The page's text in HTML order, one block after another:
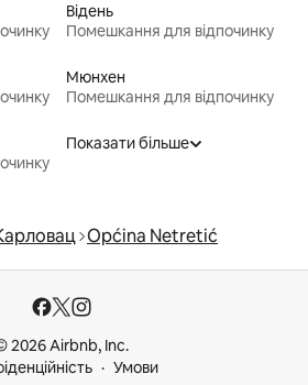
Відень
Помешкання для відпочинку
Мюнхен
Помешкання для відпочинку
Показати більше
Općina Netretić
2026 Airbnb, Inc.
Умови